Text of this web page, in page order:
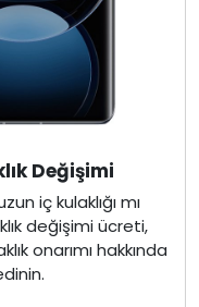
Değişimi
iç kulaklığı mı
değişimi ücreti,
onarımı hakkında